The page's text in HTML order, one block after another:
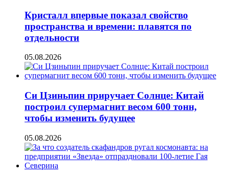
Кристалл впервые показал свойство
пространства и времени: плавятся по
отдельности
05.08.2026
Си Цзиньпин приручает Солнце: Китай
построил супермагнит весом 600 тонн,
чтобы изменить будущее
05.08.2026